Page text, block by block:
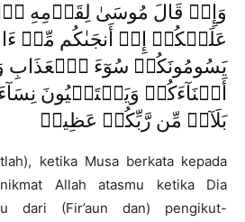
وَإِذۡ قَالَ مُوسَىٰ لِقَوۡمِهِ
عَلَيۡكُمۡ إِذۡ أَنجَىٰكُم مِّنۡ
يَسُومُونَكُمۡ سُوٓءَ ٱلۡعَذَابِ
أَبۡنَآءَكُمۡ وَيَسۡتَحۡيُونَ
بَلَآءٞ مِّن رَّبِّكُمۡ عَظِيمٞ
ketika Musa berkata kepada
Allah atasmu ketika Dia
dari (Fir’aun dan) pengikut-